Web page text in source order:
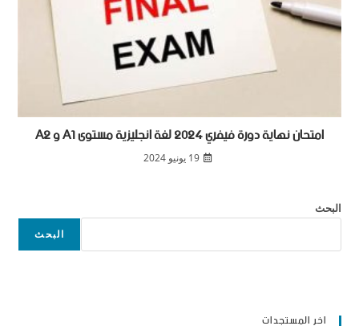
امتحان نهاية دورة فيفري 2024 لغة انجليزية مستوى A1 و A2
19 يونيو 2024
البحث
البحث
اخر المستجدات